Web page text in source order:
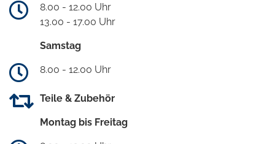
8.00 - 12.00 Uhr
13.00 - 17.00 Uhr
Samstag
8.00 - 12.00 Uhr
Teile & Zubehör
Montag bis Freitag